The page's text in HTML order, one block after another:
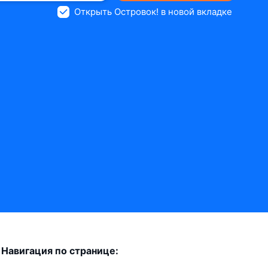
Открыть Островок! в новой вкладке
Навигация по странице: